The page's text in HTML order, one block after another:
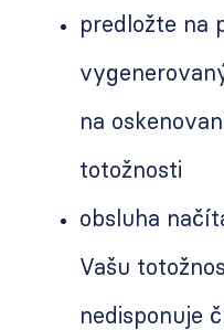
predložte na
na
totožnosti
obsluha
Vašu
nedisponuje